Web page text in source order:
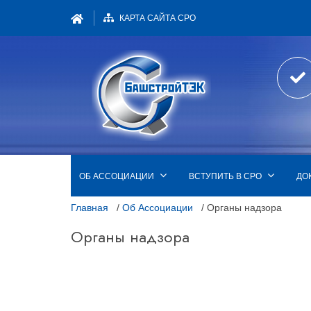
КАРТА САЙТА СРО
ОБ АССОЦИАЦИИ ВСТУПИТЬ В СРО
Главная / Об Ассоциации / Органы надзора
Органы надзора